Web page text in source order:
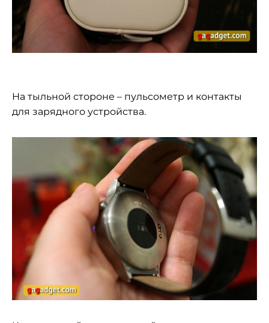
На тыльной стороне – пульсометр и контакты
для зарядного устройства.